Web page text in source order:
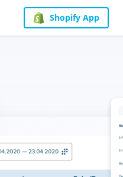
Shopify App